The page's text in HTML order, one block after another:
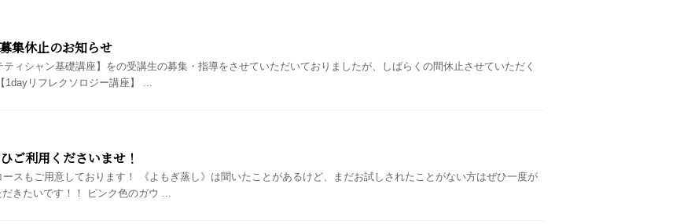
集休止のお知らせ
ィシャン基礎講座】をの受講生の募集・指導をさせていただいておりましたが、しばらくの間休止させていただく
1dayリフレクソロジー講座】 ...
ご利用くださいませ！
スもご用意しております！ 《よもぎ蒸し》は聞いたことがあるけど、まだお試しされたことがない方はぜひ一度が
きたいです！！ ピンク色のガウ ...